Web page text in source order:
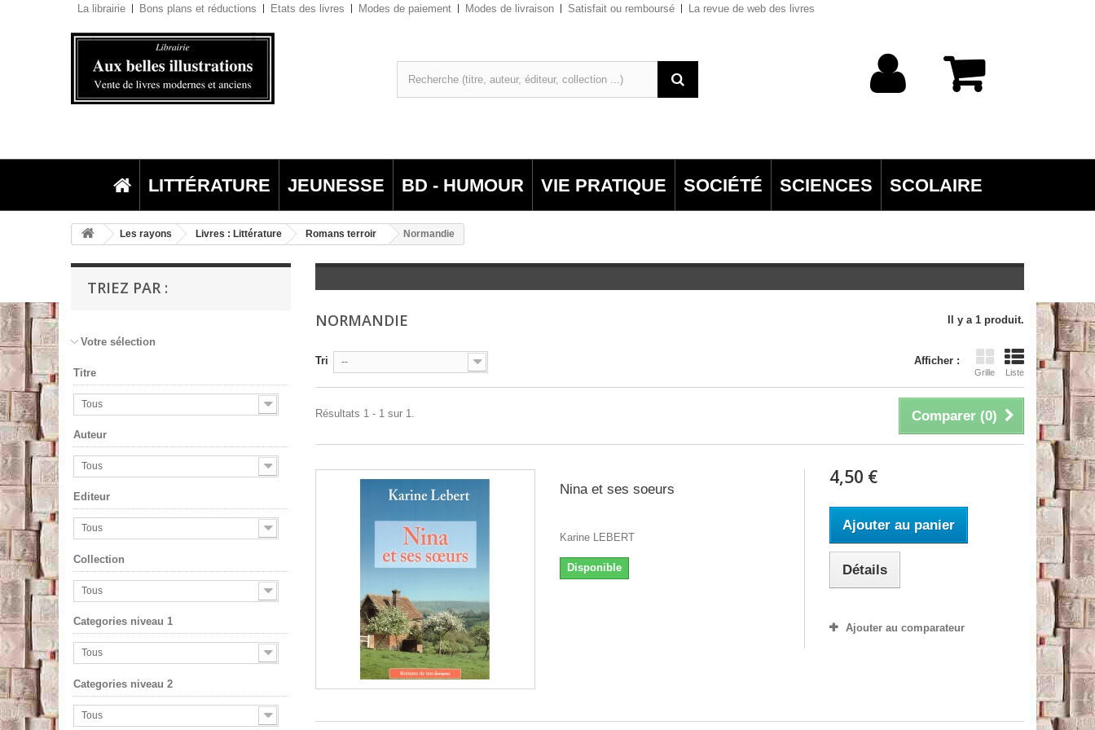
La librairie Bons plans et réductions Etats des livres Modes de paiement Modes de livraison Satisfait ou remboursé La revue de web des livres
LITTÉRATURE JEUNESSE BD - HUMOUR VIE PRATIQUE SOCIÉTÉ SCIENCES SCOLAIRE
Les rayons Livres : Littérature Romans terroir Normandie
TRIEZ PAR :
Votre sélection
Titre
Tous
Auteur
Tous
Editeur
Tous
Collection
Tous
Categories niveau 1
Tous
Categories niveau 2
Tous
NORMANDIE Il y a 1 produit.
Afficher :
Grille Liste
Tri --
Comparer (0)
Résultats 1 - 1 sur 1.
Nina et ses soeurs
Karine LEBERT
Disponible
4,50 €
Ajouter au panier
Détails
Ajouter au comparateur